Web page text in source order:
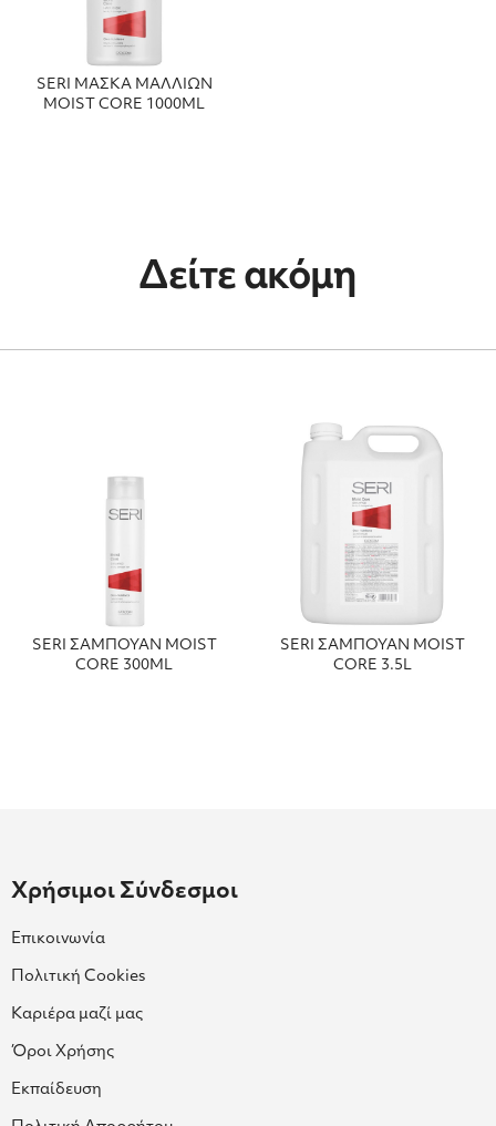
SERI ΜΑΣΚΑ ΜΑΛΛΙΩΝ
MOIST CORE 1000ML
Δείτε ακόμη
SERI ΣΑΜΠΟΥΑΝ MOIST
CORE 300ΜL
SERI ΣΑΜΠΟΥΑΝ MOIST
CORE 3.5L
Χρήσιμοι Σύνδεσμοι
Επικοινωνία
Πολιτική Cookies
Καριέρα μαζί μας
Όροι Χρήσης
Εκπαίδευση